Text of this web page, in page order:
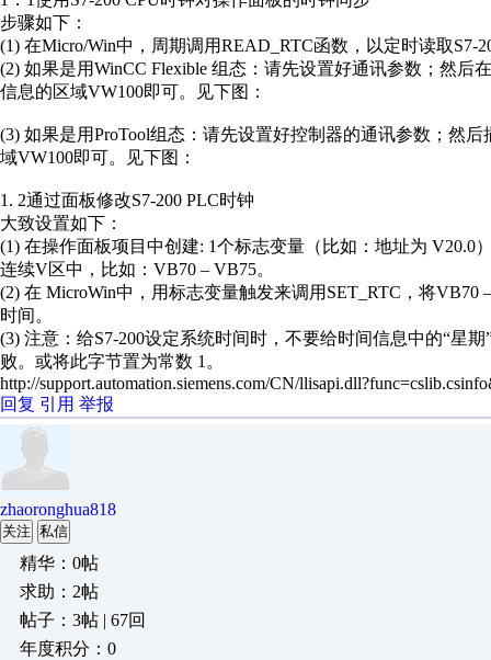
步骤如下：
(1) 在Micro/Win中，周期调用READ_RTC函数，以定时读取
(2) 如果是用WinCC Flexible 组态：请先设置好通讯参数；然后
信息的区域VW100即可。见下图：
(3) 如果是用ProTool组态：请先设置好控制器的通讯参数；然
域VW100即可。见下图：
1. 2通过面板修改S7-200 PLC时钟
大致设置如下：
(1) 在操作面板项目中创建: 1个标志变量（比如：地址为
连续V区中，比如：VB70 – VB75。
(2) 在 MicroWin中，用标志变量触发来调用SET_RTC，将
时间。
(3) 注意：给S7-200设定系统时间时，不要给时间信息中的“星
败。或将此字节置为常数 1。
http://support.automation.siemens.com/CN/
回复 引用 举报
zhaoronghua818
关注 私信
精华：0帖
求助：2帖
帖子：3帖 | 67回
年度积分：0